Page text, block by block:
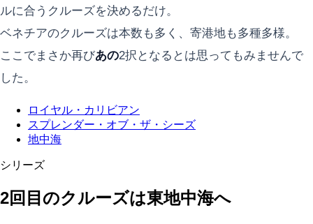
ルに合うクルーズを決めるだけ。
ベネチアのクルーズは本数も多く、寄港地も多種多様。
ここでまさか再びあの2択となるとは思ってもみませんで
した。
ロイヤル・カリビアン
スプレンダー・オブ・ザ・シーズ
地中海
シリーズ
2回目のクルーズは東地中海へ